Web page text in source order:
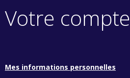
Votre compte
Mes informations personnelles